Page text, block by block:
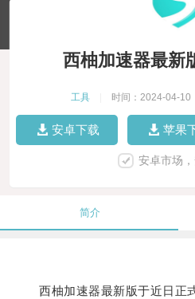
西柚加速器最新
工具 时间：2024-04-10
安卓下载 苹果
安卓市场
简介
西柚加速器最新版于近日正